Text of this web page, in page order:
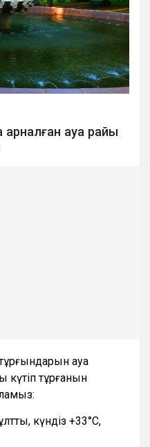
арналған ауа райы
ауа
күтіп тұрғанын
күндіз +33°С,